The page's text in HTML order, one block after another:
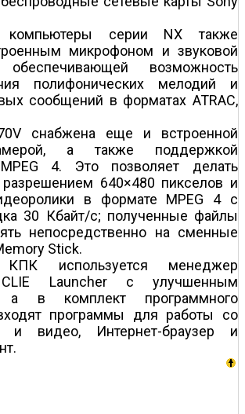
компьютеры серии NX также
микрофоном и звуковой
обеспечивающей возможность
полифонических мелодий и
сообщений в форматах ATRAC,
снабжена еще и встроенной
а также поддержкой
4. Это позволяет делать
640×480 пикселов и
в формате MPEG 4 с
30 Кбайт/с; полученные файлы
непосредственно на сменные
Stick.
используется менеджер
Launcher с улучшенным
а в комплект программного
программы для работы со
и видео, Интернет-браузер и